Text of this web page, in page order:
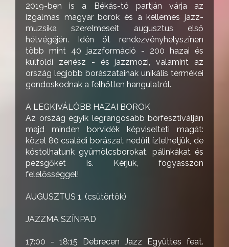
2019-ben is a Békás-tó partján várja az
izgalmas magyar borok és a kellemes jazz-
muzsika szerelmeseit augusztus első
hétvégéjén. Idén öt rendezvényhelyszínen
több mint 40 jazzformáció - 200 hazai és
külföldi zenész - és jazzmozi, valamint az
ország legjobb borászatainak unikális termékei
gondoskodnak a felhőtlen hangulatról.
A LEGKIVÁLÓBB HAZAI BOROK
Az ország egyik legrangosabb borfesztiválján
majd minden borvidék képviselteti magát:
közel 80 családi borászat nedűit ízlelhetjük, de
kóstolhatunk gyümölcsborokat, pálinkákat és
pezsgőket is. Kérjük, fogyasszon
felelősséggel!
AUGUSZTUS 1. (csütörtök)
JAZZMA SZÍNPAD
17:00 - 18:15 Debrecen Jazz Együttes feat.